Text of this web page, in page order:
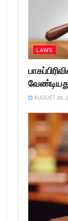
LAWS
AUGUST 28,